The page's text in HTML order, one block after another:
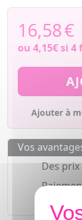
16,58€
ou 4,15€si 4
Ajouter à
Vos
Des prix